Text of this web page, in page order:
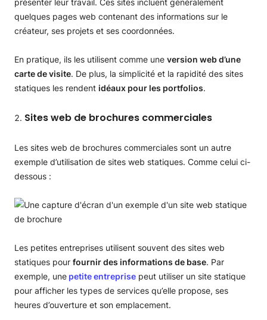
présenter leur travail. Ces sites incluent généralement
quelques pages web contenant des informations sur le
créateur, ses projets et ses coordonnées.
En pratique, ils les utilisent comme une version web d’une
carte de visite. De plus, la simplicité et la rapidité des sites
statiques les rendent idéaux pour les portfolios.
Sites web de brochures commerciales
Les sites web de brochures commerciales sont un autre
exemple d’utilisation de sites web statiques. Comme celui ci-
dessous :
Les petites entreprises utilisent souvent des sites web
statiques pour fournir des informations de base. Par
exemple, une petite entreprise peut utiliser un site statique
pour afficher les types de services qu’elle propose, ses
heures d’ouverture et son emplacement.